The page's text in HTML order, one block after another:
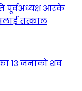
पूर्वअध्यक्ष आरके
तत्काल
१३ जनाको शव